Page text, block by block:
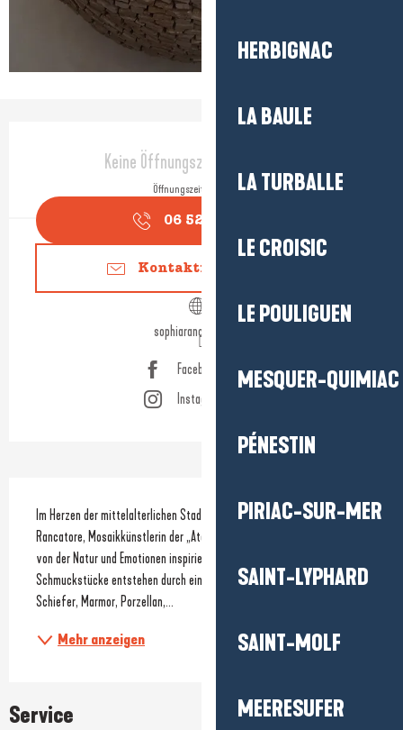
HERBIGNAC
LA BAULE
LA TURBALLE
LE CROISIC
LE POULIGUEN
MESQUER-QUIMIAC
PÉNESTIN
PIRIAC-SUR-MER
SAINT-LYPHARD
SAINT-MOLF
MEERESUFER
Öffnungszeiten & Kontaktdaten
Keine Öffnungszeiten hinterlegt
Öffnungszeiten ansehen
06 52 96 05
Kontaktieren Sie uns
sophiarancatore.com
Facebook Seite
Instagram Seite
Beschreibung
Im Herzen der mittelalterlichen Stadt Guérande schafft Sophia
Rancatore, Mosaikkünstlerin der „Ateliers d’Art de France“, Werke, die
von der Natur und Emotionen inspiriert sind. Skulpturen und
Schmuckstücke entstehen durch eine feinfühlige Arbeit, bei der Holz,
Schiefer, Marmor, Porzellan,...
Mehr anzeigen
Service